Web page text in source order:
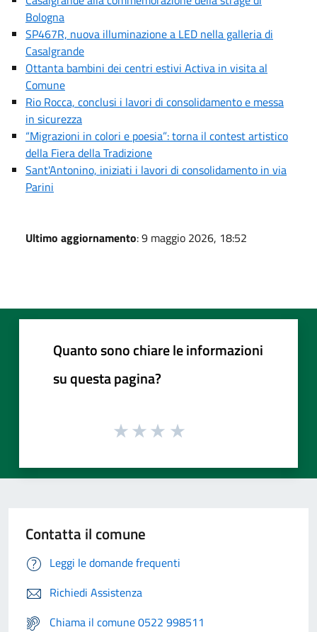
Bologna
SP467R, nuova illuminazione a LED nella galleria di
Casalgrande
Ottanta bambini dei centri estivi Activa in visita al
Comune
Rio Rocca, conclusi i lavori di consolidamento e messa
in sicurezza
“Migrazioni in colori e poesia”: torna il contest artistico
della Fiera della Tradizione
Sant'Antonino, iniziati i lavori di consolidamento in via
Parini
Ultimo aggiornamento: 9 maggio 2026, 18:52
Quanto sono chiare le informazioni
su questa pagina?
Contatta il comune
Leggi le domande frequenti
Richiedi Assistenza
Chiama il comune 0522 998511